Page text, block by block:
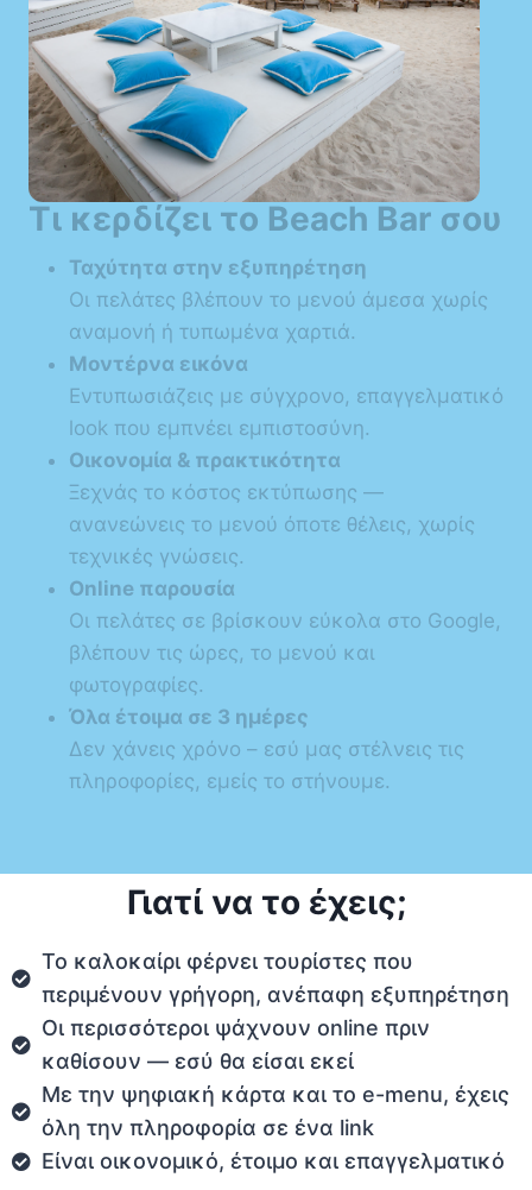
Προώθηση σε επαγγελματικό
κατάλογο
✔ Προώθηση σε επαγγελματικό κατάλογο
με ανεβασμένη επισκεψιμότητα
✔Αναβάθμιση του seo
Τι κερδίζει το Beach Bar σου
Ταχύτητα στην εξυπηρέτηση
Οι πελάτες βλέπουν το μενού άμεσα χωρίς
αναμονή ή τυπωμένα χαρτιά.
Μοντέρνα εικόνα
Εντυπωσιάζεις με σύγχρονο, επαγγελματικό
look που εμπνέει εμπιστοσύνη.
Οικονομία & πρακτικότητα
Ξεχνάς το κόστος εκτύπωσης —
ανανεώνεις το μενού όποτε θέλεις, χωρίς
τεχνικές γνώσεις.
Online παρουσία
Οι πελάτες σε βρίσκουν εύκολα στο Google,
βλέπουν τις ώρες, το μενού και
φωτογραφίες.
Όλα έτοιμα σε 3 ημέρες
Δεν χάνεις χρόνο – εσύ μας στέλνεις τις
πληροφορίες, εμείς το στήνουμε.
Γιατί να το έχεις;
Το καλοκαίρι φέρνει τουρίστες που
περιμένουν γρήγορη, ανέπαφη εξυπηρέτηση
Οι περισσότεροι ψάχνουν online πριν
καθίσουν — εσύ θα είσαι εκεί
Με την ψηφιακή κάρτα και το e-menu, έχεις
όλη την πληροφορία σε ένα link
Είναι οικονομικό, έτοιμο και επαγγελματικό